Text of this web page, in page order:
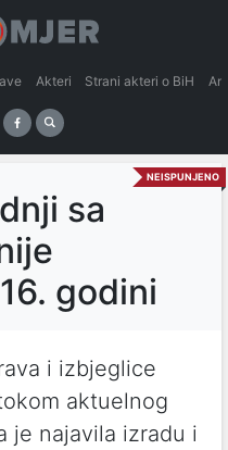
Akteri Strani akteri o BiH
NEISPUNJENO
sa
godini
i izbjeglice
aktuelnog
je najavila izradu i